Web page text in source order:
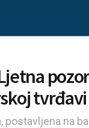
tvrđavi
postavljena na